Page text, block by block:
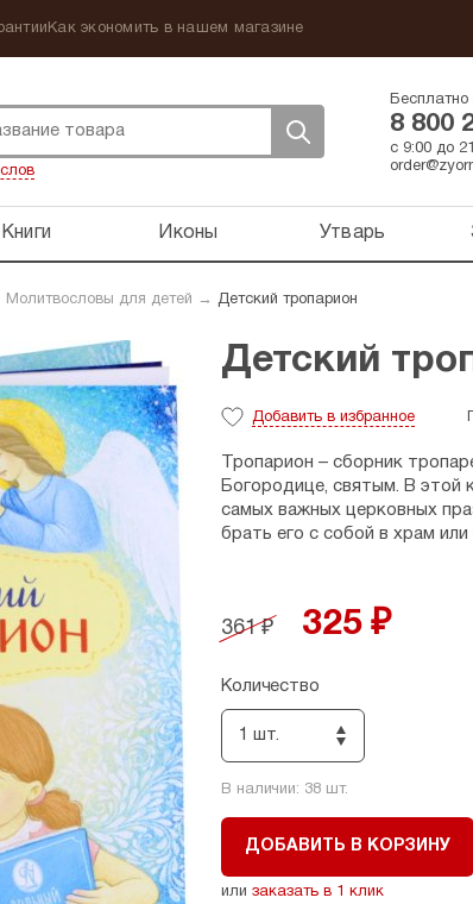
Как экономить в нашем магазине
Бесплатно
8 800
с 9:00 до
Книги Иконы Утварь
Молитвословы для детей → Детский тропарион
Детский
Добавить в избранное
Тропарион – сборник
Богородице, святым. В этой
самых важных церковных
брать его с собой в храм или
361 ₽ 325 ₽
Количество
1 шт.
В наличии: 38шт.
ДОБАВИТЬ В КОРЗИНУ
или заказать в 1 клик